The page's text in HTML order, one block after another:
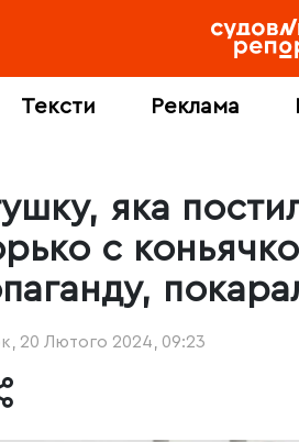
Тексти Реклама
яка
с
20 Лютого 2024, 09:23